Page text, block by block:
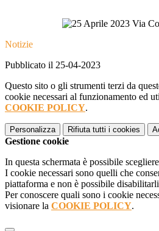
Notizie
Pubblicato il 25-04-2023
Questo sito o gli strumenti terzi da
cookie necessari al funzionamento ed
COOKIE POLICY.
Personalizza Rifiuta tutti i cookies
Gestione cookie
In questa schermata è possibile
I cookie necessari sono quelli che
piattaforma e non è possibile
Per conoscere quali sono i cookie
visionare la COOKIE POLICY.